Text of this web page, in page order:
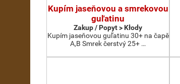
Kupím jaseňovou a smrekovou
guľatinu
Zakup / Popyt > Kłody
Kupím jaseňovou guľatinu 30+ na čapě
A,B Smrek čerstvý 25+ …